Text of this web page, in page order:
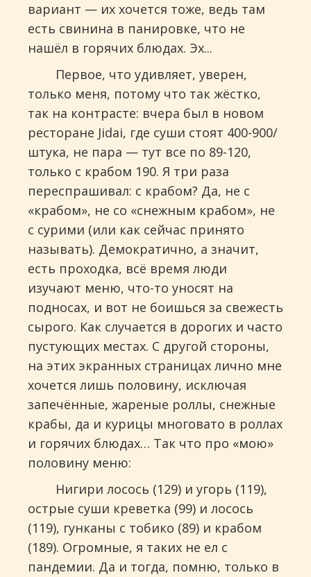
вариант — их хочется тоже, ведь там
есть свинина в панировке, что не
нашёл в горячих блюдах. Эх...
Первое, что удивляет, уверен,
только меня, потому что так жёстко,
так на контрасте: вчера был в новом
ресторане Jidai, где суши стоят 400-900/
штука, не пара — тут все по 89-120,
только с крабом 190. Я три раза
переспрашивал: с крабом? Да, не с
«крабом», не со «снежным крабом», не
с сурими (или как сейчас принято
называть). Демократично, а значит,
есть проходка, всё время люди
изучают меню, что-то уносят на
подносах, и вот не боишься за свежесть
сырого. Как случается в дорогих и часто
пустующих местах. С другой стороны,
на этих экранных страницах лично мне
хочется лишь половину, исключая
запечённые, жареные роллы, снежные
крабы, да и курицы многовато в роллах
и горячих блюдах… Так что про «мою»
половину меню:
Нигири лосось (129) и угорь (119),
острые суши креветка (99) и лосось
(119), гунканы с тобико (89) и крабом
(189). Огромные, я таких не ел с
пандемии. Да и тогда, помню, только в